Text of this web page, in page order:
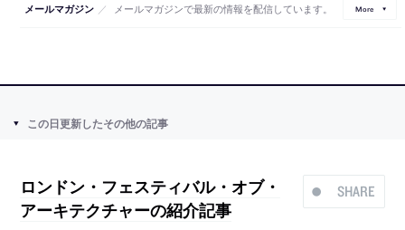
メールマガジン ／ メールマガジンで最新の情報を配信しています。 More
この日更新したその他の記事
SHARE
ロンドン・フェスティバル・オブ・
アーキテクチャーの紹介記事